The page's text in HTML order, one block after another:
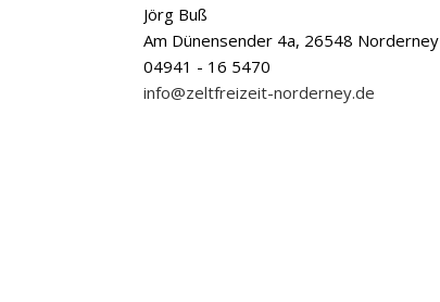
Jörg Buß
Am Dünensender 4a, 26548 Norderney
04941 - 16 5470
info@zeltfreizeit-norderney.de